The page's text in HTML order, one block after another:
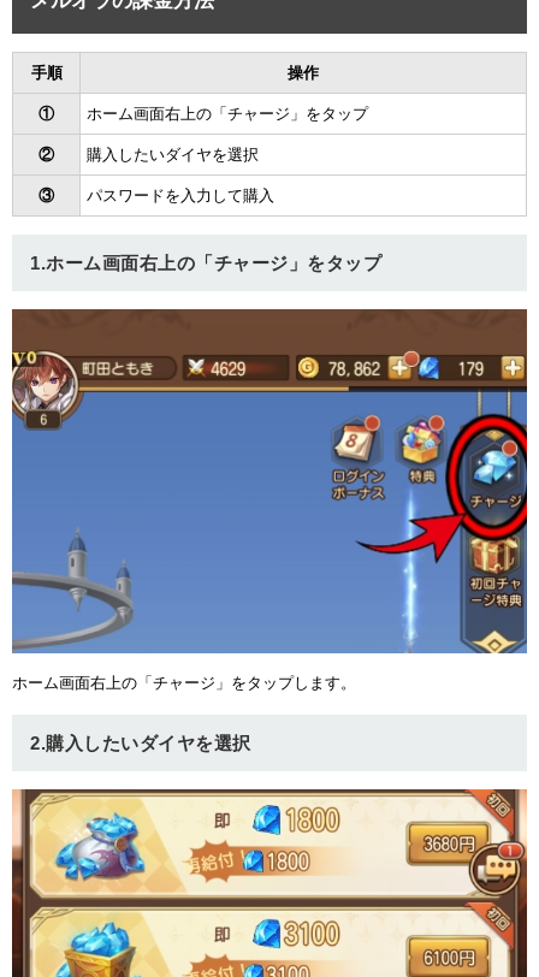
手順 操作
① ホーム画面右上の「チャージ」をタップ
② 購入したいダイヤを選択
③ パスワードを入力して購入
1.ホーム画面右上の「チャージ」をタップ
ホーム画面右上の「チャージ」をタップします。
2.購入したいダイヤを選択